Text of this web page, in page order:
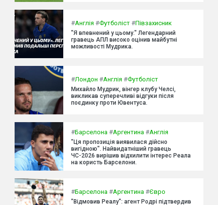
#Англія #Футболіст #Півзахисник
"Я впевнений у цьому." Легендарний
гравець АПЛ високо оцінив майбутні
можливості Мудрика.
#Лондон #Англія #Футболіст
Михайло Мудрик, вінгер клубу Челсі,
викликав суперечливі відгуки після
поєдинку проти Ювентуса.
#Барселона #Аргентина #Англія
"Ця пропозиція виявилася дійсно
вигідною". Найвидатніший гравець
ЧС-2026 вирішив відхилити інтерес Реала
на користь Барселони.
#Барселона #Аргентина #Євро
"Відмовив Реалу": агент Родрі підтвердив